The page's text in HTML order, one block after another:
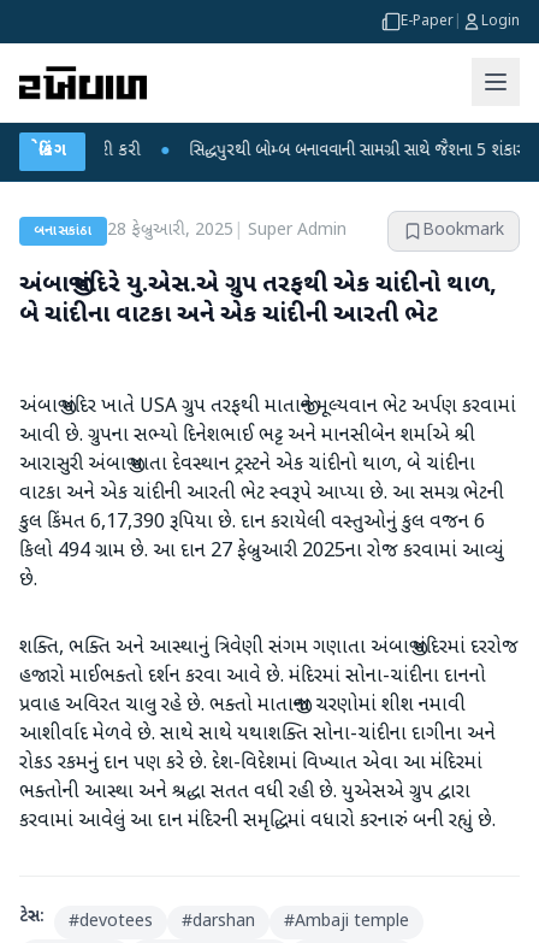
E-Paper Login
બ્રેકિંગ
જારી કરી ● સિદ્ધપુરથી બોમ્બ બનાવવાની સામગ્રી સાથે જૈશના 5 શંકાસ્પદ આતંકી
બનાસકાંઠા 28 ફેબ્રુઆરી, 2025 Super Admin Bookmark
અંબાજી મંદિરે યુ.એસ.એ ગ્રુપ તરફથી એક ચાંદીનો થાળ,
બે ચાંદીના વાટકા અને એક ચાંદીની આરતી ભેટ
અંબાજી મંદિર ખાતે USA ગ્રુપ તરફથી માતાજીને મૂલ્યવાન ભેટ અર્પણ કરવામાં
આવી છે. ગ્રુપના સભ્યો દિનેશભાઈ ભટ્ટ અને માનસીબેન શર્માએ શ્રી
આરાસુરી અંબાજી માતા દેવસ્થાન ટ્રસ્ટને એક ચાંદીનો થાળ, બે ચાંદીના
વાટકા અને એક ચાંદીની આરતી ભેટ સ્વરૂપે આપ્યા છે. આ સમગ્ર ભેટની
કુલ કિંમત 6,17,390 રૂપિયા છે. દાન કરાયેલી વસ્તુઓનું કુલ વજન 6
કિલો 494 ગ્રામ છે. આ દાન 27 ફેબ્રુઆરી 2025ના રોજ કરવામાં આવ્યું
છે.
શક્તિ, ભક્તિ અને આસ્થાનું ત્રિવેણી સંગમ ગણાતા અંબાજી મંદિરમાં દરરોજ
હજારો માઈભક્તો દર્શન કરવા આવે છે. મંદિરમાં સોના-ચાંદીના દાનનો
પ્રવાહ અવિરત ચાલુ રહે છે. ભક્તો માતાજીના ચરણોમાં શીશ નમાવી
આશીર્વાદ મેળવે છે. સાથે સાથે યથાશક્તિ સોના-ચાંદીના દાગીના અને
રોકડ રકમનું દાન પણ કરે છે. દેશ-વિદેશમાં વિખ્યાત એવા આ મંદિરમાં
ભક્તોની આસ્થા અને શ્રદ્ધા સતત વધી રહી છે. યુએસએ ગ્રુપ દ્વારા
કરવામાં આવેલું આ દાન મંદિરની સમૃદ્ધિમાં વધારો કરનારું બની રહ્યું છે.
ટેગ્સ: #devotees #darshan #Ambaji temple